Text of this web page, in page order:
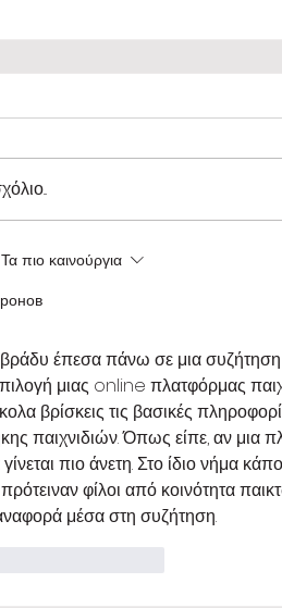
Ένα hub που ενώνει
game development
made in Greece
Τα πιο καινούργια
έπεσα πάνω σε μια συζήτηση
μιας online πλατφόρμας
βρίσκεις τις βασικές
παιχνιδιών. Όπως είπε, αν μια
γίνεται πιο άνετη. Στο ίδιο νήμα
φίλοι από κοινότητα
μέσα στη συζήτηση.